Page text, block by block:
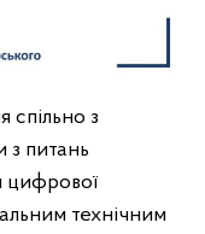
спільно з
з питань
цифрової
технічним